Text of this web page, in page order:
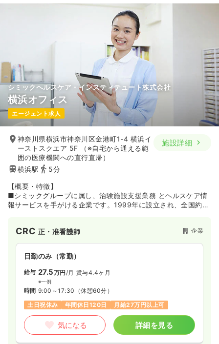
■疾患別契約件数は、消化器疾患が248、オンコロジーが229、
循環器疾患が167、神経・筋疾患が143、精神・認知症が138、
代謝内分泌疾患が104、肝胆膵疾患が96などとなっています
シミックヘルスケア・インスティテュート株式会社
横浜オフィス
エージェント求人
神奈川県横浜市神奈川区金港町1-4 横浜イ
ーストスクエア 5F （※自宅から通える範
囲の医療機関への直行直帰）
横浜駅
5分
施設詳細
【概要・特徴】
■シミックグループに属し、治験施設支援業務 とヘルスケア情
報サービスを手がける企業です。1999年に設立され、全国約
ルスケア情報サービスを提供する「シミックヘルスケア
（株）」を2020年1月に吸収合併。シミックグループのヘルス
ケア事業を担う企業として新たなスタートを切っています。
【SMO事業】
■旧：サイトサポート・インスティテュート社の略称「SSI」と
ロゴを引き継ぎ、「SSIカンパニー」としてサービスを提供して
務、IRB（治験審査委員会）事務局業務などを総合的にサポー
ト。がん、中枢神経、生活習慣病、再生医療など幅広い領域に
対応しており、年間の実施試験数は900以上となっています
（2019年度）。
CRC 正・准看護師 企業
日勤のみ（常勤）
給与 27.5万円 /月 賞与4.4ヶ月
※一例
時間 9:00～17:30 （休憩60分）
土日祝休み
年間休日120日 月給27万円以上可
気になる 詳細を見る